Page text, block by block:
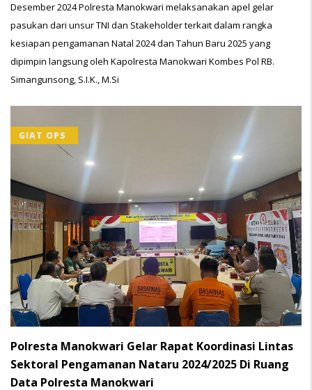
Desember 2024 Polresta Manokwari melaksanakan apel gelar
pasukan dari unsur TNI dan Stakeholder terkait dalam rangka
kesiapan pengamanan Natal 2024 dan Tahun Baru 2025 yang
dipimpin langsung oleh Kapolresta Manokwari Kombes Pol RB.
Simangunsong, S.I.K., M.Si
GIAT OPS
Polresta Manokwari Gelar Rapat Koordinasi Lintas
Sektoral Pengamanan Nataru 2024/2025 Di Ruang
Data Polresta Manokwari